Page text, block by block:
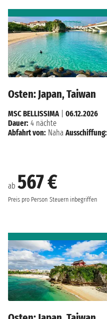
Osten: Japan, Taiwan
ab 567 €
Preis pro Person Steuern inbegriffen
MSC BELLISSIMA
06.12.2026
Dauer: 4 nächte
Abfahrt von: Naha Ausschiffung: